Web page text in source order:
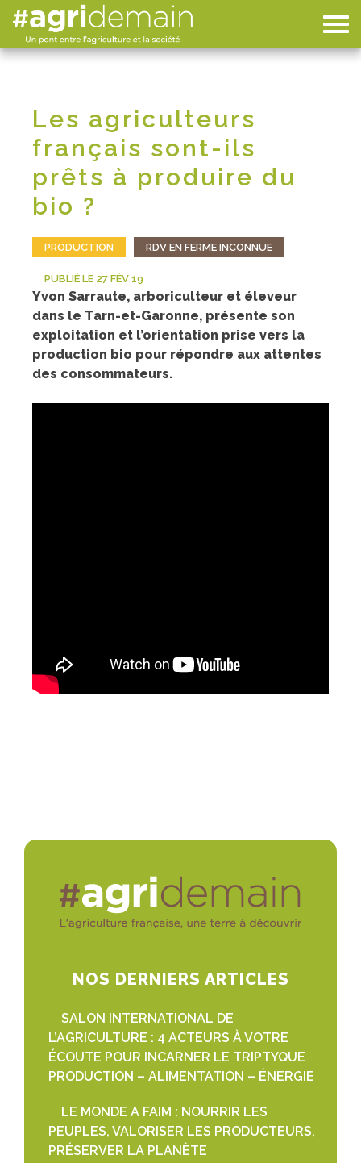
Les agriculteurs
français sont-ils
prêts à produire du
bio ?
PRODUCTION RDV EN FERME INCONNUE
PUBLIÉ LE 27 FÉV 19
Yvon Sarraute, arboriculteur et éleveur
dans le Tarn-et-Garonne, présente son
exploitation et l’orientation prise vers la
production bio pour répondre aux attentes
des consommateurs.
NOS DERNIERS ARTICLES
SALON INTERNATIONAL DE
L’AGRICULTURE : 4 ACTEURS À VOTRE
ÉCOUTE POUR INCARNER LE TRIPTYQUE
PRODUCTION – ALIMENTATION – ÉNERGIE
LE MONDE A FAIM : NOURRIR LES
PEUPLES, VALORISER LES PRODUCTEURS,
PRÉSERVER LA PLANÈTE